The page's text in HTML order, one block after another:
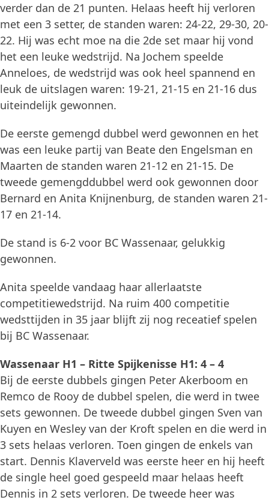
verder dan de 21 punten. Helaas heeft hij verloren
met een 3 setter, de standen waren: 24-22, 29-30, 20-
22. Hij was echt moe na die 2de set maar hij vond
het een leuke wedstrijd. Na Jochem speelde
Anneloes, de wedstrijd was ook heel spannend en
leuk de uitslagen waren: 19-21, 21-15 en 21-16 dus
uiteindelijk gewonnen.
De eerste gemengd dubbel werd gewonnen en het
was een leuke partij van Beate den Engelsman en
Maarten de standen waren 21-12 en 21-15. De
tweede gemengddubbel werd ook gewonnen door
Bernard en Anita Knijnenburg, de standen waren 21-
17 en 21-14.
De stand is 6-2 voor BC Wassenaar, gelukkig
gewonnen.
Anita speelde vandaag haar allerlaatste
competitiewedstrijd. Na ruim 400 competitie
wedsttijden in 35 jaar blijft zij nog receatief spelen
bij BC Wassenaar.
Wassenaar H1 – Ritte Spijkenisse H1: 4 – 4
Bij de eerste dubbels gingen Peter Akerboom en
Remco de Rooy de dubbel spelen, die werd in twee
sets gewonnen. De tweede dubbel gingen Sven van
Kuyen en Wesley van der Kroft spelen en die werd in
3 sets helaas verloren. Toen gingen de enkels van
start. Dennis Klaverveld was eerste heer en hij heeft
de single heel goed gespeeld maar helaas heeft
Dennis in 2 sets verloren. De tweede heer was